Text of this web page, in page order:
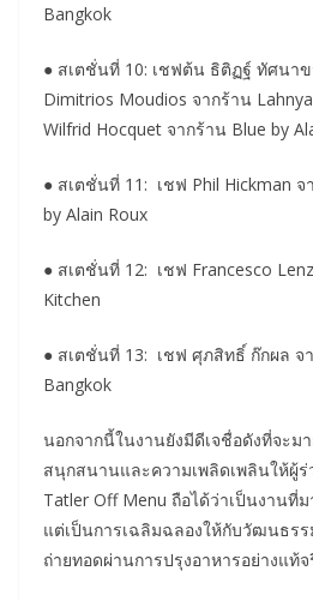
Bangkok
● สเตชั่นที่ 10: เชฟต้น ธิติฏฐ์ ทัศนา
Dimitrios Moudios จากร้าน
Wilfrid Hocquet จากร้าน Blue by
● สเตชั่นที่ 11: เชฟ Phil Hickman
by Alain Roux
● สเตชั่นที่ 12: เชฟ Francesco
Kitchen
● สเตชั่นที่ 13: เชฟ ศุภสิทธิ์ ก๊กผล จ
Bangkok
นอกจากนี้ในงานยังมีดีเจชื่อดังที่จะม
สนุกสนานและความเพลิดเพลินให้ผู้
Tatler Off Menu ถือได้ว่าเป็นงานที่
แต่เป็นการเฉลิมฉลองให้กับวัฒนธร
ถ่ายทอดผ่านการปรุงอาหารอย่างแท้จ